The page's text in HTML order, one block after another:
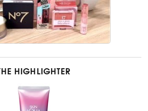
THE HIGHLIGHTER